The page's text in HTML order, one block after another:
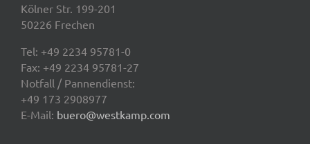
Kölner Str. 199-201
50226 Frechen
Tel: +49 2234 95781-0
Fax: +49 2234 95781-27
Notfall / Pannendienst:
+49 173 2908977
E-Mail: buero@westkamp.com